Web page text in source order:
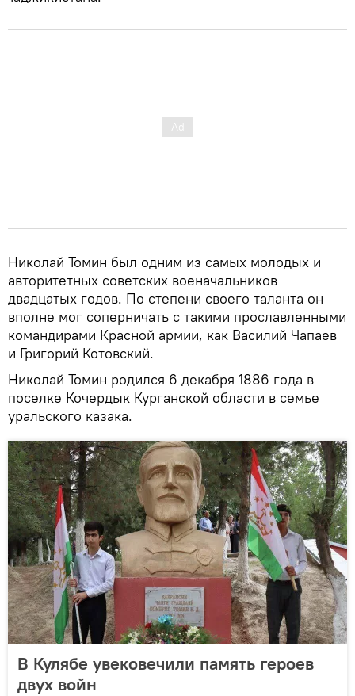
Николай Томин был одним из самых молодых и
авторитетных советских военачальников
двадцатых годов. По степени своего таланта он
вполне мог соперничать с такими прославленными
командирами Красной армии, как Василий Чапаев
и Григорий Котовский.
Николай Томин родился 6 декабря 1886 года в
поселке Кочердык Курганской области в семье
уральского казака.
В Кулябе увековечили память героев
двух войн